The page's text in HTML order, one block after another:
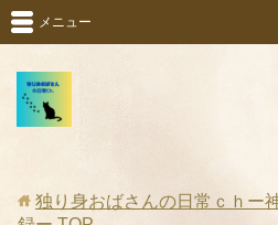
メニュー
独り身おばさんの日常ｃｈー